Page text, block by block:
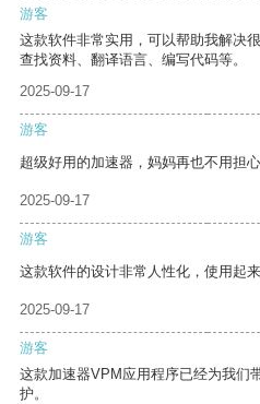
游客
这款软件非常实用，可以帮助我解决
查找资料、翻译语言、编写代码等。
2025-09-17
游客
超级好用的加速器，妈妈再也不用担
2025-09-17
游客
这款软件的设计非常人性化，使用起来
2025-09-17
游客
这款加速器VPM应用程序已经为我们
护。